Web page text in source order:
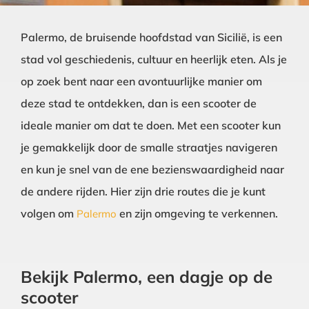
Palermo, de bruisende hoofdstad van Sicilië, is een
stad vol geschiedenis, cultuur en heerlijk eten. Als je
op zoek bent naar een avontuurlijke manier om
deze stad te ontdekken, dan is een scooter de
ideale manier om dat te doen. Met een scooter kun
je gemakkelijk door de smalle straatjes navigeren
en kun je snel van de ene bezienswaardigheid naar
de andere rijden. Hier zijn drie routes die je kunt
volgen om Palermo en zijn omgeving te verkennen.
Bekijk Palermo, een dagje op de
scooter